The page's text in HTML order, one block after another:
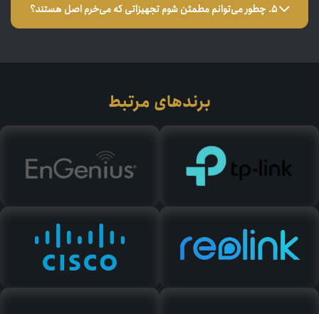
5. چطور می‌توانم مطمئن شوم تجهیزاتی که می‌خرم اصل هستند؟
برندهای مرتبط